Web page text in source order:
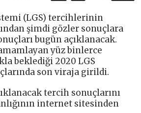
(LGS) tercihlerinin
şimdi gözler sonuçlara
bugün açıklanacak.
yüz binlerce
beklediği 2020 LGS
son viraja girildi.
tercih sonuçlarını
internet sitesinden